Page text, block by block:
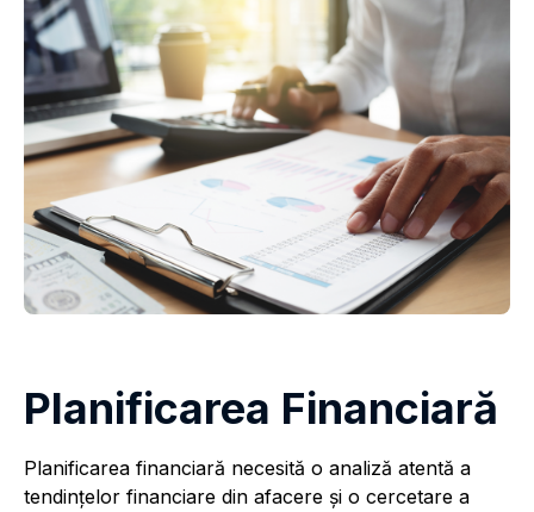
Planificarea Financiară
Planificarea financiară necesită o analiză atentă a
tendințelor financiare din afacere și o cercetare a